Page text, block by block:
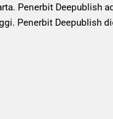
Penerbit Deepublish
Penerbit Deepublish